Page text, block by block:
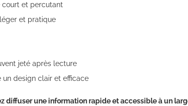
court et percutant
et pratique
jeté après lecture
un design clair et efficace
diffuser une information rapide et accessible à un